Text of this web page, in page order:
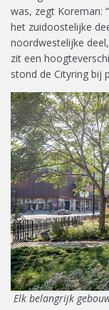
was, zegt Koreman:
het zuidoostelijke
noordwestelijke
zit een
stond de Cityring bij
Elk belangrijk